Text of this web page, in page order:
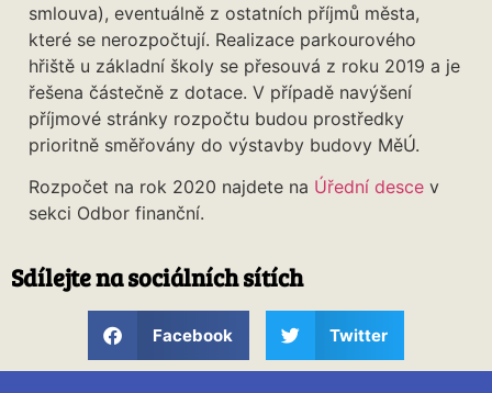
smlouva), eventuálně z ostatních příjmů města,
které se nerozpočtují. Realizace parkourového
hřiště u základní školy se přesouvá z roku 2019 a je
řešena částečně z dotace. V případě navýšení
příjmové stránky rozpočtu budou prostředky
prioritně směřovány do výstavby budovy MěÚ.
Rozpočet na rok 2020 najdete na Úřední desce v
sekci Odbor finanční.
Sdílejte na sociálních sítích
Facebook Twitter